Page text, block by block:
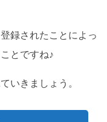
録されたことによっ
とですね♪
いきましょう。